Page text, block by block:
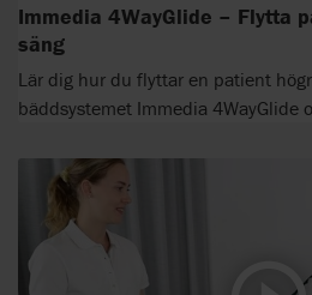
Immedia 4WayGlide – Flytta
säng
Lär dig hur du flyttar en patient
bäddsystemet Immedia 4WayGlide